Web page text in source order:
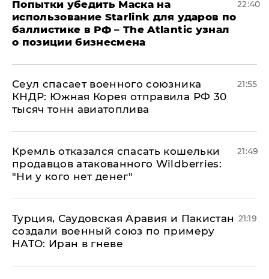
Попытки убедить Маска на
использование Starlink для ударов по
баллистике в РФ – The Atlantic узнал
о позиции бизнесмена
22:40
​Сеул спасает военного союзника
КНДР: Южная Корея отправила РФ 30
тысяч тонн авиатоплива
21:55
Кремль отказался спасать кошельки
продавцов атакованного Wildberries:
"Ни у кого нет денег"
21:49
Турция, Саудовская Аравия и Пакистан
создали военный союз по примеру
НАТО: Иран в гневе
21:19